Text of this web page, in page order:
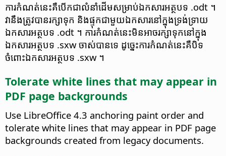
ការ​កំណត់​នេះ​គឺ​បើក​ជា​លំនាំដើមសម្រាប់​ឯកសារ​អត្ថបទ .odt ។
វា​នឹង​ត្រូវបាន​រក្សាទុក និង​ផ្ទុក​ជាមួយ​ឯកសារ​នៅក្នុង​​ទ្រង់ទ្រាយ​
ឯកសារ​អត្ថបទ .odt ។ ការ​កំណត់​នេះ​មិនអាច​រក្សាទុក​នៅក្នុង​
ឯកសារ​អត្ថបទ .sxw ចាស់​បានទេ ដូច្នេះ​ការ​កំណត់​នេះ​គឺ​បិទ​
ចំពោះ​ឯកសារ​អត្ថបទ .sxw ។
Tolerate white lines that may appear in
PDF page backgrounds
Use LibreOffice 4.3 anchoring paint order and
tolerate white lines that may appear in PDF page
backgrounds created from legacy documents.